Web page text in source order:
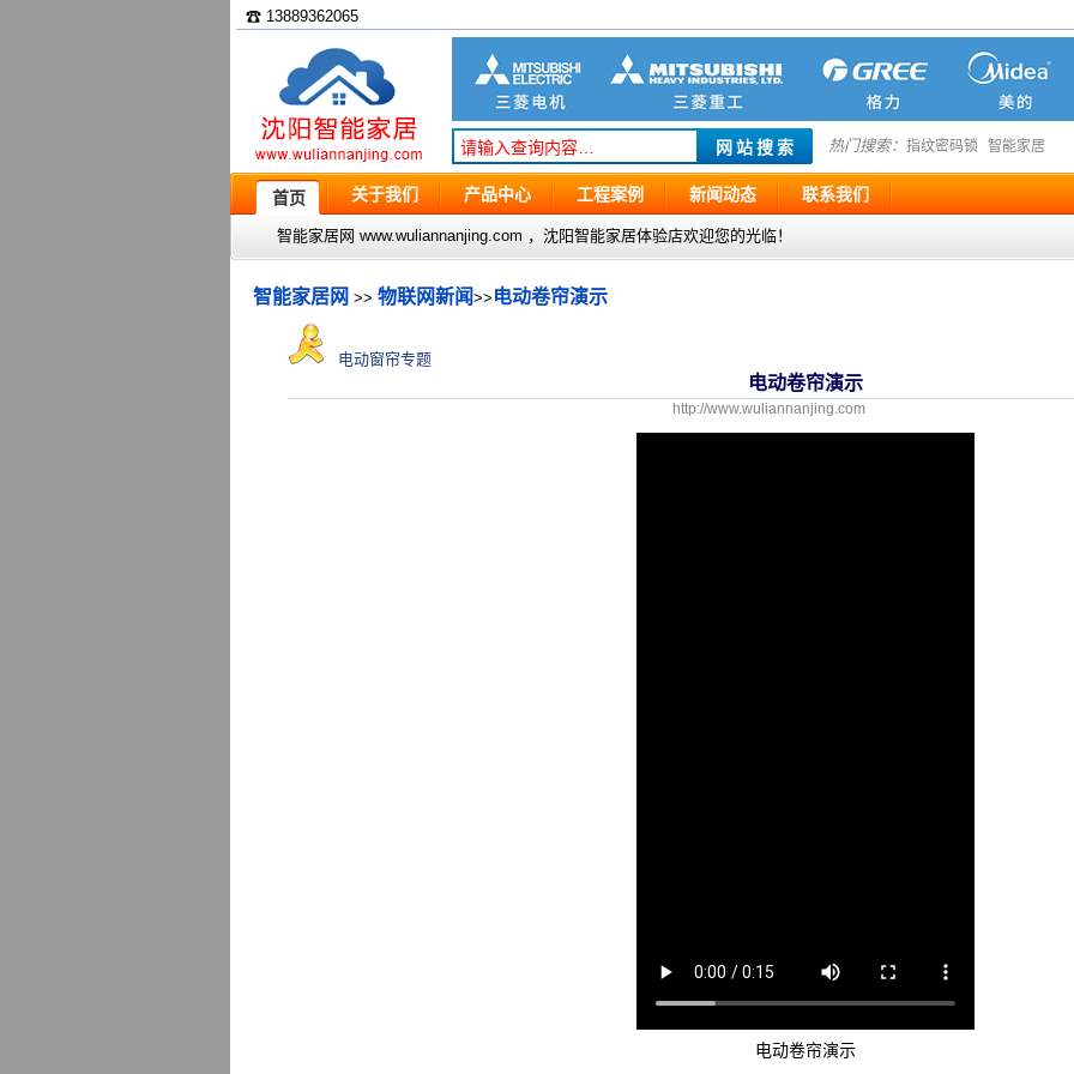
☎ 13889362065
热门搜索： 指纹密码锁 智能家居
首页 关于我们 产品中心 工程案例 新闻动态 联系我们
智能家居网 www.wuliannanjing.com ，沈阳智能家居体验店欢迎您的光临！
智能家居网 >>物联网新闻>> 电动卷帘演示
电动窗帘专题
电动卷帘演示
http://www.wuliannanjing.com
电动卷帘演示